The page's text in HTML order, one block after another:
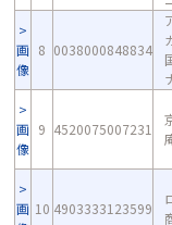
画
像
8 0038000848834
画
像
9 4520075007231
画 10 4903333123599